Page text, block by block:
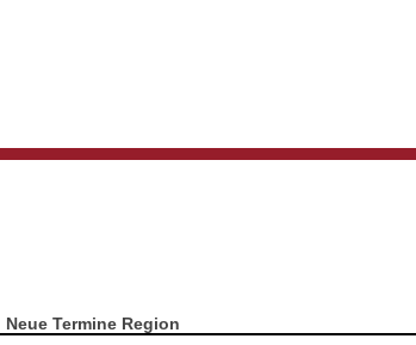
Neue Termine Region